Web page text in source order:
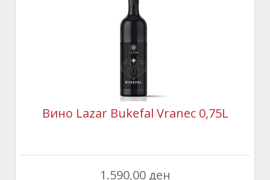
Вино Lazar Bukefal Vranec 0,75L
1.590,00 ден